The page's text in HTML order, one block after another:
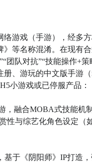
游戏（手游），经多
等名称混淆。在现有
队对抗”“技能操作+
、游玩的中文版手游
小游戏或已停服产品：
，融合MOBA式技能机
与综艺化角色设定（
于《阴阳师》IP打造